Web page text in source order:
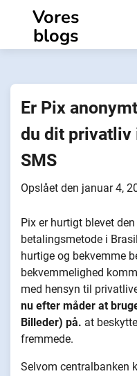
indhold
Vores
blogs
Om Os
Er Pix
du dit privatliv
SMS
Opslået den januar 4,
Pix er hurtigt blevet
betalingsmetode i
hurtige og bekvemme
bekvemmelighed
med hensyn til
nu efter måder at
Billeder) på. at
fremmede.
Selvom centralbanken